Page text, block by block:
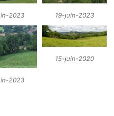
2023 19-juin-2023
2023
15-juin-2020